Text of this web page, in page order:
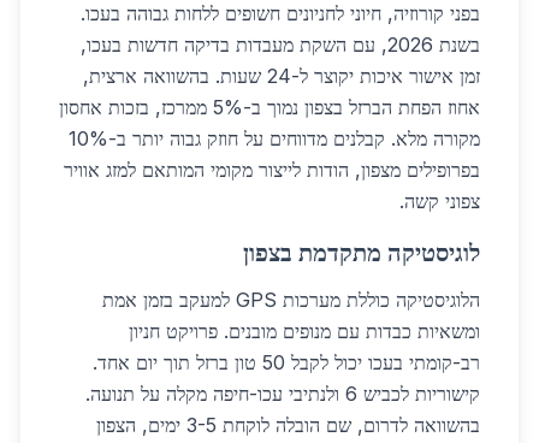
בפני קורוזיה, חיוני לחניונים חשופים ללחות גבוהה בעכו.
בשנת 2026, עם השקת מעבדות בדיקה חדשות בעכו,
זמן אישור איכות יקוצר ל-24 שעות. בהשוואה ארצית,
אחוז הפחת הברזל בצפון נמוך ב-5% ממרכז, בזכות אחסון
מקורה מלא. קבלנים מדווחים על חוזק גבוה יותר ב-10%
בפרופילים מצפון, הודות לייצור מקומי המותאם למזג אוויר
צפוני קשה.
לוגיסטיקה מתקדמת בצפון
הלוגיסטיקה כוללת מערכות GPS למעקב בזמן אמת
ומשאיות כבדות עם מנופים מובנים. פרויקט חניון
רב-קומתי בעכו יכול לקבל 50 טון ברזל תוך יום אחד.
קישוריות לכביש 6 ולנתיבי עכו-חיפה מקלה על תנועה.
בהשוואה לדרום, שם הובלה לוקחת 3-5 ימים, הצפון